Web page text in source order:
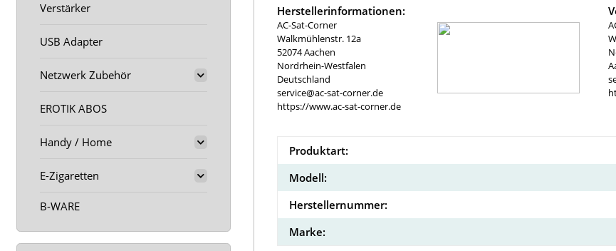
Herstellerinformationen:
AC-Sat-Corner
Walkmühlenstr. 12a
52074 Aachen
Nordrhein-Westfalen
Deutschland
service@ac-sat-corner.de
https://www.ac-sat-corner.de
Produktart:
Modell:
Herstellernummer:
Marke:
Verstärker
USB Adapter
Netzwerk Zubehör
EROTIK ABOS
Handy / Home
E-Zigaretten
B-WARE